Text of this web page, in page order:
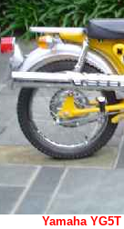
Yamaha